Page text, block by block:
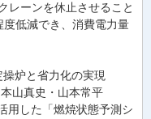
レーンを休止させること
低減でき、消費電力量
炉と省力化の実現
山真史・山本常平
用した「燃焼状態予測シ